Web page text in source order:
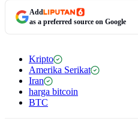
Add
as a preferred source on Google
Kripto
Amerika Serikat
Iran
harga bitcoin
BTC